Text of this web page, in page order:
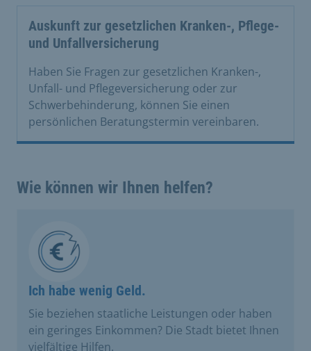
Auskunft zur gesetzlichen Kranken-, Pflege-
und Unfallversicherung
Haben Sie Fragen zur gesetzlichen Kranken-,
Unfall- und Pflegeversicherung oder zur
Schwerbehinderung, können Sie einen
persönlichen Beratungstermin vereinbaren.
Wie können wir Ihnen helfen?
Ich habe wenig Geld.
Sie beziehen staatliche Leistungen oder haben
ein geringes Einkommen? Die Stadt bietet Ihnen
vielfältige Hilfen.